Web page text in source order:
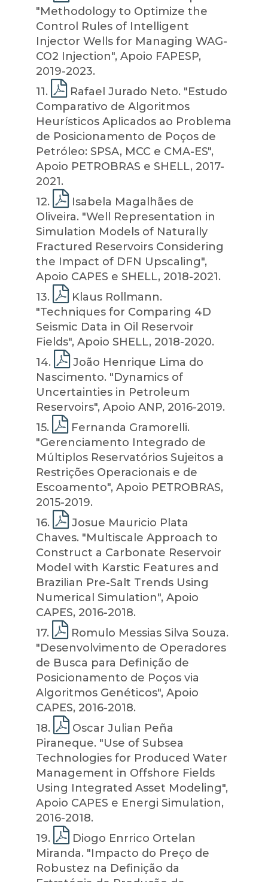
"Methodology to Optimize the
Control Rules of Intelligent
Injector Wells for Managing WAG-
CO2 Injection", Apoio FAPESP,
2019-2023.
11.
Rafael Jurado Neto. "Estudo
Comparativo de Algoritmos
Heurísticos Aplicados ao Problema
de Posicionamento de Poços de
Petróleo: SPSA, MCC e CMA-ES",
Apoio PETROBRAS e SHELL, 2017-
2021.
12.
Isabela Magalhães de
Oliveira. "Well Representation in
Simulation Models of Naturally
Fractured Reservoirs Considering
the Impact of DFN Upscaling",
Apoio CAPES e SHELL, 2018-2021.
13.
Klaus Rollmann.
"Techniques for Comparing 4D
Seismic Data in Oil Reservoir
Fields", Apoio SHELL, 2018-2020.
14.
João Henrique Lima do
Nascimento. "Dynamics of
Uncertainties in Petroleum
Reservoirs", Apoio ANP, 2016-2019.
15.
Fernanda Gramorelli.
"Gerenciamento Integrado de
Múltiplos Reservatórios Sujeitos a
Restrições Operacionais e de
Escoamento", Apoio PETROBRAS,
2015-2019.
16.
Josue Mauricio Plata
Chaves. "Multiscale Approach to
Construct a Carbonate Reservoir
Model with Karstic Features and
Brazilian Pre-Salt Trends Using
Numerical Simulation", Apoio
CAPES, 2016-2018.
17.
Romulo Messias Silva Souza.
"Desenvolvimento de Operadores
de Busca para Definição de
Posicionamento de Poços via
Algoritmos Genéticos", Apoio
CAPES, 2016-2018.
18.
Oscar Julian Peña
Piraneque. "Use of Subsea
Technologies for Produced Water
Management in Offshore Fields
Using Integrated Asset Modeling",
Apoio CAPES e Energi Simulation,
2016-2018.
19.
Diogo Enrrico Ortelan
Miranda. "Impacto do Preço de
Robustez na Definição da